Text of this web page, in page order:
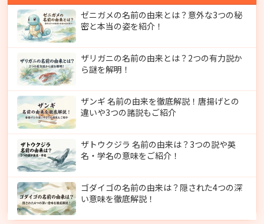
ゼニガメの名前の由来とは？意外な3つの秘
密と本当の姿を紹介！
ザリガニの名前の由来とは？2つの有力説か
ら謎を解明！
ザンギ 名前の由来を徹底解説！唐揚げとの
違いや3つの諸説もご紹介
ザトウクジラ 名前の由来は？3つの説や英
名・学名の意味をご紹介！
ゴダイゴの名前の由来は？隠された4つの深
い意味を徹底解説！